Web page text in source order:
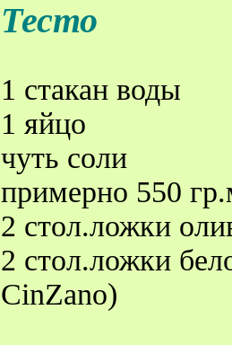
Тесто
1 стакан воды
1 яйцо
чуть соли
примерно 550
2 стол.ложки
2 стол.ложки
CinZano)